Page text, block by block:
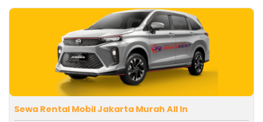
Sewa Rental Mobil Jakarta Murah All In